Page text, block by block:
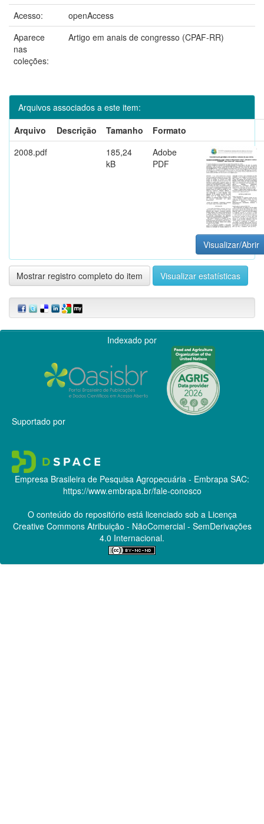
Acesso:
openAccess
Aparece
nas
coleções:
Artigo em anais de congresso (CPAF-RR)
Arquivos associados a este item:
Arquivo
Descrição Tamanho
Formato
2008.pdf
185,24
kB
Adobe
PDF
Visualizar/Abrir
Mostrar registro completo do item Visualizar estatísticas
Indexado por
Suportado por
Empresa Brasileira de Pesquisa Agropecuária - Embrapa SAC:
https://www.embrapa.br/fale-conosco
O conteúdo do repositório está licenciado sob a Licença
Creative CommonsAtribuição - NãoComercial - SemDerivações
4.0 Internacional.